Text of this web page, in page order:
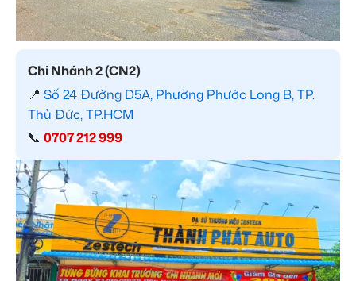
Chi Nhánh 2 (CN2)
📍 Số 24 Đường D5A, Phường Phước Long B, TP.
Thủ Đức, TP.HCM
📞 0707 212 999